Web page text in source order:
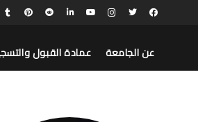
عن الجامعة عمادة القبول